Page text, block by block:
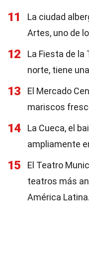
11 La ciudad
Artes, uno de
12
La Fiesta de la
norte, tiene
13
El Mercado
mariscos
14
La Cueca, el
ampliamente
15
El Teatro
teatros más
América Latina.